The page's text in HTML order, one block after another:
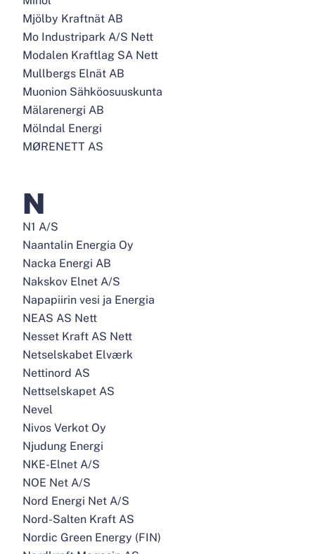
Mjölby Kraftnät AB
Mo Industripark A/S Nett
Modalen Kraftlag SA Nett
Mullbergs Elnät AB
Muonion Sähköosuuskunta
Mälarenergi AB
Mölndal Energi
MØRENETT AS
N
N1 A/S
Naantalin Energia Oy
Nacka Energi AB
Nakskov Elnet A/S
Napapiirin vesi ja Energia
NEAS AS Nett
Nesset Kraft AS Nett
Netselskabet Elværk
Nettinord AS
Nettselskapet AS
Nevel
Nivos Verkot Oy
Njudung Energi
NKE-Elnet A/S
NOE Net A/S
Nord Energi Net A/S
Nord-Salten Kraft AS
Nordic Green Energy (FIN)